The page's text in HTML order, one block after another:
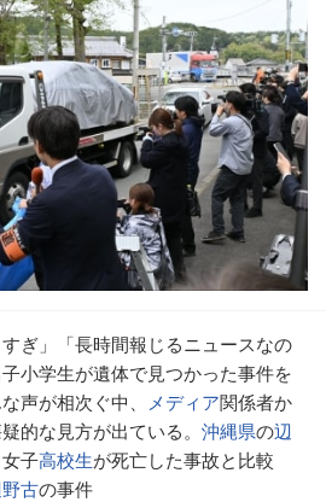
すぎ」「長時間報じるニュースなの
小学生が遺体で見つかった事件を
声が相次ぐ中、
メディア関係者か
的な見方が出ている。 沖縄県の辺
子高校生が死亡した事故と比較
古の事件